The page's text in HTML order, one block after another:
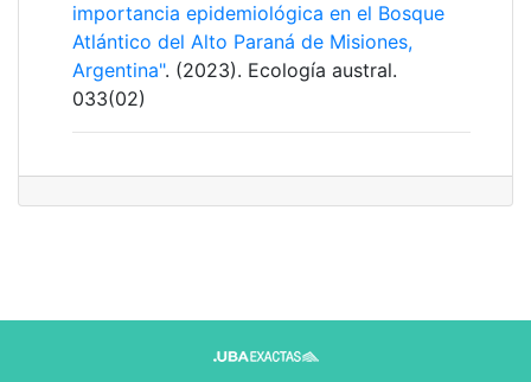
importancia epidemiológica en el Bosque
Atlántico del Alto Paraná de Misiones,
Argentina". (2023). Ecología austral.
033(02)